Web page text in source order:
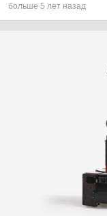
больше 5 лет назад